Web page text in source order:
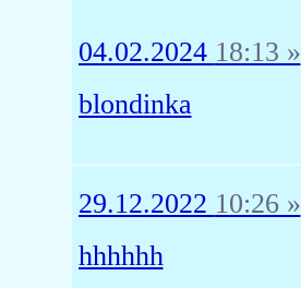
04.02.2024 18:13 »
blondinka
29.12.2022 10:26 »
hhhhhh